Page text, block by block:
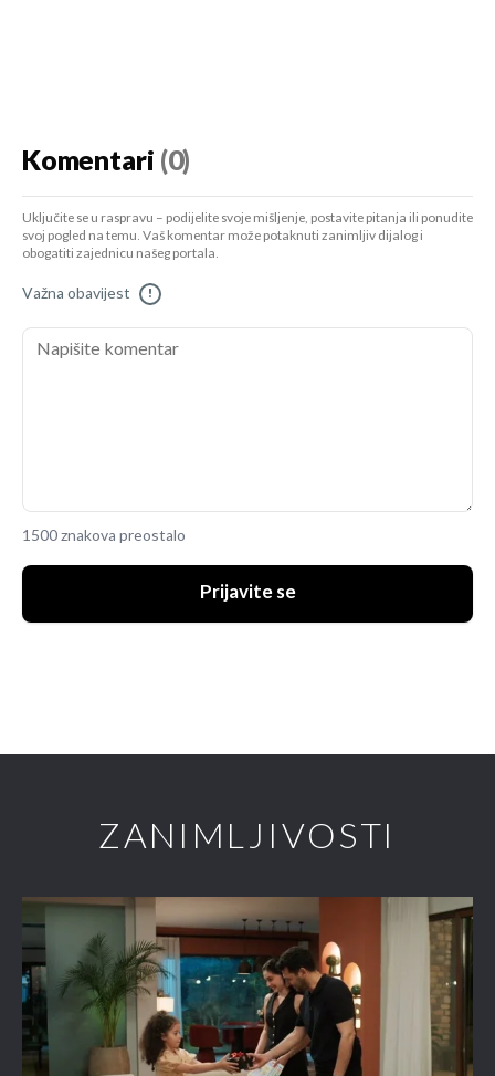
Komentari (0)
Uključite se u raspravu – podijelite svoje mišljenje, postavite pitanja ili ponudite
svoj pogled na temu. Vaš komentar može potaknuti zanimljiv dijalog i
obogatiti zajednicu našeg portala.
Važna obavijest !
1500 znakova preostalo
Prijavite se
ZANIMLJIVOSTI